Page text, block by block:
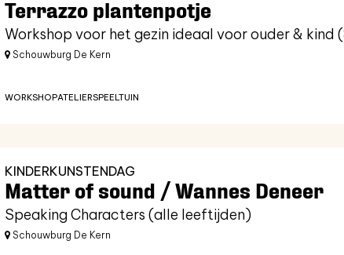
Terrazzo plantenpotje
Workshop voor het gezin ideaal voor ouder & kind
Schouwburg De Kern
WORKSHOPATELIERSPEELTUIN
Matter of sound / Wannes Deneer
Speaking Characters (alle leeftijden)
KINDERKUNSTENDAG
Schouwburg De Kern